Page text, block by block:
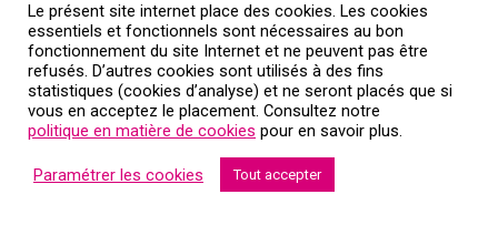
Location table ronde 8-10 pers 150 cm
Le présent site internet place des cookies. Les cookies
essentiels et fonctionnels sont nécessaires au bon
fonctionnement du site Internet et ne peuvent pas être
refusés. D’autres cookies sont utilisés à des fins
statistiques (cookies d’analyse) et ne seront placés que si
vous en acceptez le placement. Consultez notre
politique en matière de cookies pour en savoir plus.
Paramétrer les cookies Tout accepter